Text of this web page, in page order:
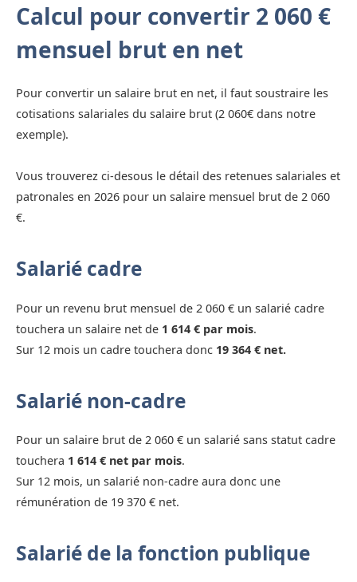
Calcul pour convertir 2 060 €
mensuel brut en net
Pour convertir un salaire brut en net, il faut soustraire les
cotisations salariales du salaire brut (2 060€ dans notre
exemple).
Vous trouverez ci-desous le détail des retenues salariales et
patronales en 2026 pour un salaire mensuel brut de 2 060
€.
Salarié cadre
Pour un revenu brut mensuel de 2 060 € un salarié cadre
touchera un salaire net de 1 614 € par mois.
Sur 12 mois un cadre touchera donc 19 364 € net.
Salarié non-cadre
Pour un salaire brut de 2 060 € un salarié sans statut cadre
touchera 1 614 € net par mois.
Sur 12 mois, un salarié non-cadre aura donc une
rémunération de 19 370 € net.
Salarié de la fonction publique